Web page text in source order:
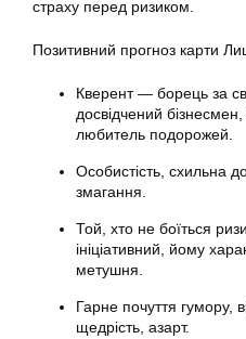
страху перед ризиком.
Позитивний прогноз карти
Кверент — борець за
досвідчений
любитель подорожей.
Особистість, схильна
змагання.
Той, хто не боїться
ініціативний, йому
метушня.
Гарне почуття гумору,
щедрість, азарт.